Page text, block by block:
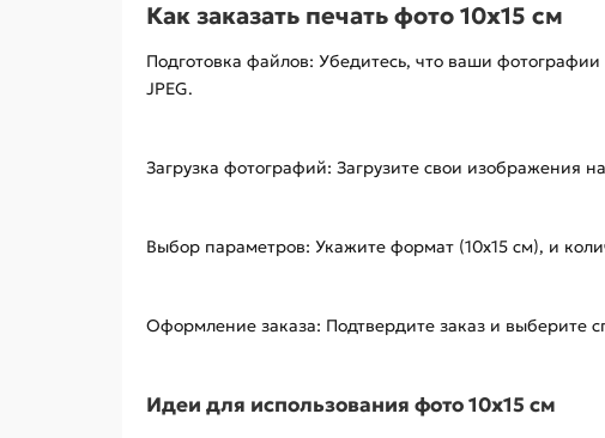
Как заказать печать фото 10x15 см
Подготовка файлов: Убедитесь, что ваши
JPEG.
Загрузка фотографий: Загрузите свои изображения
Выбор параметров: Укажите формат (10x15 см), и
Оформление заказа: Подтвердите заказ и выберите
Идеи для использования фото 10x15 см